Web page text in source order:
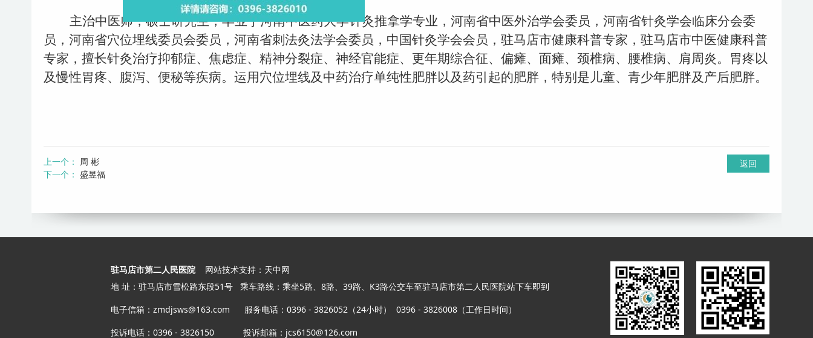
主治中医师，硕士研究生，毕业于河南中医药大学针灸推拿学专业，河南省中医外治学会委员，河南省针灸学会临床分会委
员，河南省穴位埋线委员会委员，河南省刺法灸法学会委员，中国针灸学会会员，驻马店市健康科普专家，驻马店市中医健康科普
专家，擅长针灸治疗抑郁症、焦虑症、精神分裂症、神经官能症、更年期综合征、偏瘫、面瘫、颈椎病、腰椎病、肩周炎。胃疼以
及慢性胃疼、腹泻、便秘等疾病。运用穴位埋线及中药治疗单纯性肥胖以及药引起的肥胖，特别是儿童、青少年肥胖及产后肥胖。
上一个： 周 彬
下一个： 盛昱福
返回
驻马店市第二人民医院 网站技术支持：天中网
地 址：驻马店市雪松路东段51号 乘车路线：乘坐5路、8路、39路、K3路公交车至驻马店市第二人民医院站下车即到
电子信箱：zmdjsws@163.com 服务电话：0396 - 3826052（24小时） 0396 - 3826008（工作日时间）
投诉电话：0396 - 3826150 投诉邮箱：jcs6150@126.com